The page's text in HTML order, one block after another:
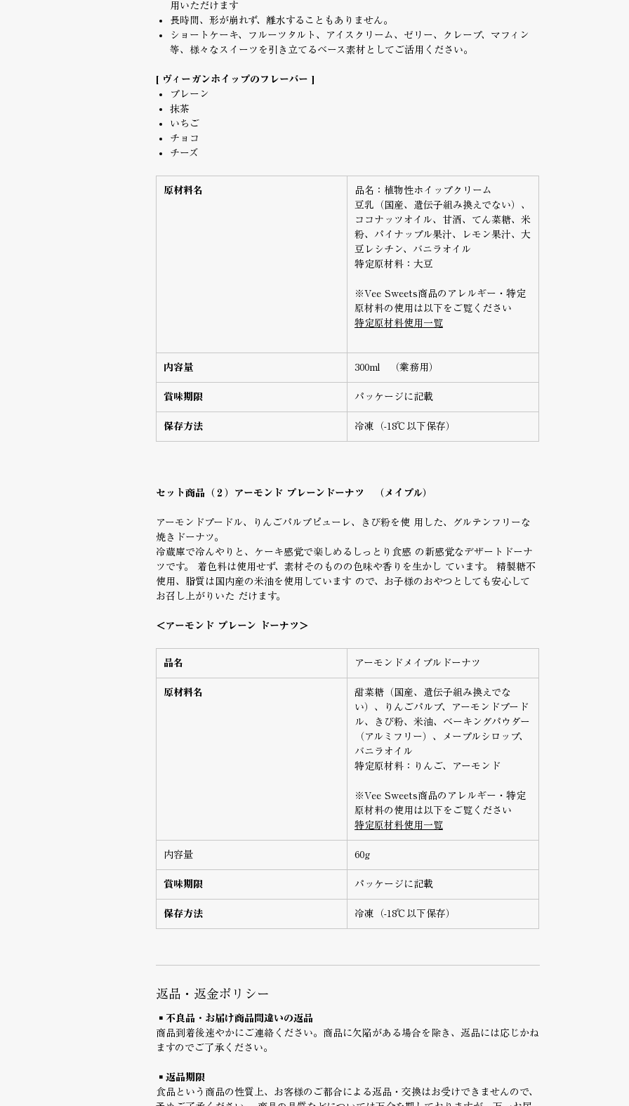
用いただけます
長時間、形が崩れず、離水することもありません。
ショートケーキ、フルーツタルト、アイスクリーム、ゼリー、クレープ、マフィン
等、様々なスイーツを引き立てるベース素材としてご活用ください。
[ ヴィーガンホイップのフレーバー ]
プレーン
抹茶
いちご
チョコ
チーズ
原材料名
品名：植物性ホイップクリーム
豆乳（国産、遺伝子組み換えでない）、
ココナッツオイル、甘酒、てん菜糖、米
粉、パイナップル果汁、レモン果汁、大
豆レシチン、バニラオイル
特定原材料：大豆
※Vee Sweets商品のアレルギー・特定
原材料の使用は以下をご覧ください
特定原材料使用一覧
内容量 300ml （業務用）
賞味期限 パッケージに記載
保存方法 冷凍（-18℃以下保存）
セット商品（２）アーモンド プレーンドーナツ （メイプル）
アーモンドプードル、りんごパルプピューレ、きび粉を使 用した、グルテンフリーな
焼きドーナツ。
冷蔵庫で冷んやりと、ケーキ感覚で楽しめるしっとり食感 の新感覚なデザートドーナ
ツです。 着色料は使用せず、素材そのものの色味や香りを生かし ています。 精製糖不
使用、脂質は国内産の米油を使用しています ので、お子様のおやつとしても安心して
お召し上がりいた だけます。
＜アーモンド プレーン ドーナツ＞
品名 アーモンドメイプルドーナツ
原材料名
甜菜糖（国産、遺伝子組み換えでな
い）、りんごパルプ、アーモンドプード
ル、きび粉、米油、ベーキングパウダー
（アルミフリー）、メープルシロップ、
バニラオイル
特定原材料：りんご、アーモンド
※Vee Sweets商品のアレルギー・特定
原材料の使用は以下をご覧ください
特定原材料使用一覧
内容量 60g
賞味期限 パッケージに記載
保存方法 冷凍（-18℃以下保存）
返品・返金ポリシー
▪️不良品・お届け商品間違いの返品
商品到着後速やかにご連絡ください。商品に欠陥がある場合を除き、返品には応じかね
ますのでご了承ください。
▪️返品期限
食品という商品の性質上、お客様のご都合による返品・交換はお受けできませんので、